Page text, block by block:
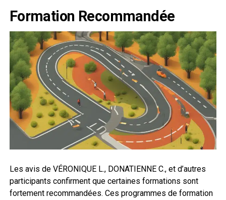
Formation Recommandée
Les avis de VÉRONIQUE L., DONATIENNE C., et d’autres
participants confirment que certaines formations sont
fortement recommandées. Ces programmes de formation